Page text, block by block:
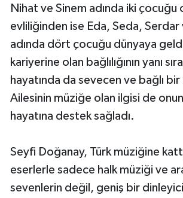
Nihat ve Sinem adında iki çocuğu
evliliğinden ise Eda, Seda,
adında dört çocuğu dünyaya
kariyerine olan bağlılığının yanı
hayatında da sevecen ve bağlı
Ailesinin müziğe olan ilgisi de
hayatına destek sağladı.
Seyfi Doğanay, Türk müziğine
eserlerle sadece halk müziği ve
sevenlerin değil, geniş bir